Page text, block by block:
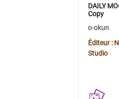
DAILY
Copy
o-okun
Éditeur :
Studio